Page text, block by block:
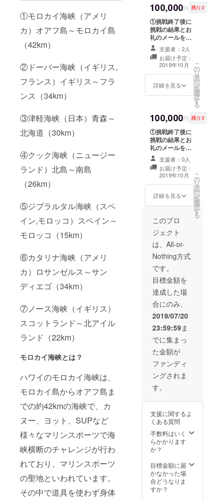
①モロカイ海峡（アメリ
カ）オアフ島～モロカイ島
（42km）
②ドーバー海峡（イギリス,
フランス）イギリス～フラ
ンス（34km）
③津軽海峡（日本）青森～
北海道（30km）
④クック海峡（ニュージー
ランド）北島～南島
（26km）
⑤ジブラルタル海峡（スペ
イン,モロッコ）スペイン～
モロッコ（15km）
⑥カタリナ海峡（アメリ
カ）ロサンゼルス～サン
ディエゴ（34km）
⑦ノース海峡（イギリス）
スコットランド～北アイル
ランド（22km）
モロカイ海峡とは？
ハワイのモロカイ海峡は、
モロカイ島からオアフ島ま
での約42kmの海峡で、カ
ヌー、ヨット、SUPなど
様々なマリンスポーツで海
峡横断のチャレンジが行わ
れており、マリンスポーツ
の聖地といわれています。
その中で道具を使わず身体
せていただきま
す。 ※交通費な
どは支援者の自
己負担でお願い
します。
ネーム、企業
名、団体名な
ど）を明記くだ
さい。また、支
援者名の掲載を
希望されない方
はその旨ご明記
お願い致します
③県外の方限定
で）限定節政が
宮崎の観光案内
り）又は1泊2日
（2日間）。観光
コースは①県北
（延岡、高千
穂）②県央（宮
崎、綾）③県南
（青島、日南）
から選んで頂き
ます。 ※宿泊
交通費、飲食代
は支援者の自己
ます。 日程や観
光コースなどの
詳細はご相談さ
せていただきま
す。
100,000円 残り2
①挑戦終了後に
挑戦の結果とお
礼のメールを差
し上げます。 ②
オリジナルフ
ラッグに支援者
の名前、企業名
を掲載します。※
支援時に備考欄
ネーム、企業
名、団体名な
ど）を明記くだ
さい。また、支
援者名の掲載を
希望されない方
はその旨ご明記
お願い致します
③節政が支援者
プールor海で水
泳の個人レッス
（複数人でも
可） 日程などの
詳細は帰国後に
相談させていた
だきます。九州
（沖縄、離島を
除く）以外での
開催の場合、別
途交通費をお願
いします。 ※練
習場所の手配は
支援者の方にお
願いします。
支援者：2人
お届け予定：
2019年10月
詳細を見る
こ
の
リ
タ
ー
ン
を
選
択
す
る
100,000円 残り3
①挑戦終了後に
挑戦の結果とお
礼のメールを差
し上げます。 ②
オリジナルフ
ラッグに支援者
の名前、企業名
を掲載します。※
支援時に備考欄
（名前、ニック
ネーム、企業
名、団体名な
ど）を明記くだ
さい。また、支
援者名の掲載を
希望されない方
はその旨ご明記
お願い致します
③節政が支援者
の元へ出向き講
演会を行いま
す。 日程などの
相談させていた
だきます。 九州
（沖縄、離島を
除く）以外での
開催の場合、別
途交通費をお願
いします。※講演
会の場所の手配
は支援者の方で
お願いします。
支援者：0人
お届け予定：
2019年10月
詳細を見る
こ
の
リ
タ
ー
ン
を
選
択
す
る
このプロ
ジェクト
は、All-or-
Nothing方式
です。
目標金額を
達成した場
合にのみ、
2019/07/20
23:59:59ま
でに集まっ
た金額が
ファンディ
ングされま
す。
支援に関するよ
くある質問
手数料はいく
らかかります
か？
目標金額に届
かなかった場
合どうなりま
すか？